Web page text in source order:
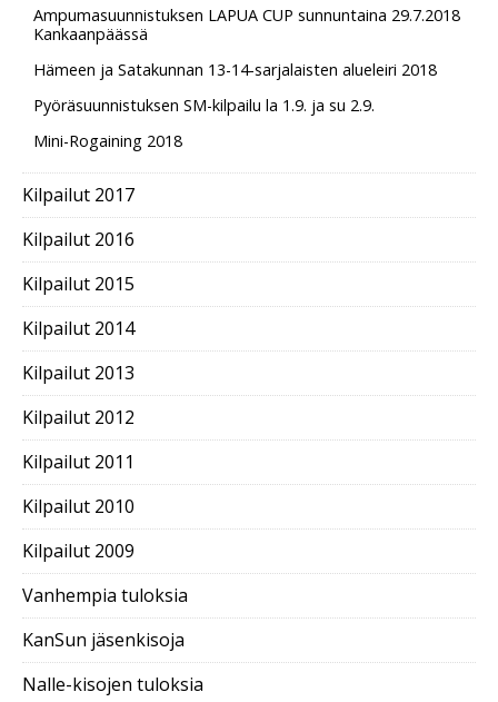
Ampumasuunnistuksen LAPUA CUP sunnuntaina 29.7.2018
Kankaanpäässä
Hämeen ja Satakunnan 13-14-sarjalaisten alueleiri 2018
Pyöräsuunnistuksen SM-kilpailu la 1.9. ja su 2.9.
Mini-Rogaining 2018
Kilpailut 2017
Kilpailut 2016
Kilpailut 2015
Kilpailut 2014
Kilpailut 2013
Kilpailut 2012
Kilpailut 2011
Kilpailut 2010
Kilpailut 2009
Vanhempia tuloksia
KanSun jäsenkisoja
Nalle-kisojen tuloksia